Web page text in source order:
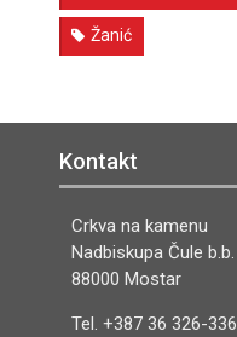
Žanić
Kontakt
Crkva na kamenu
Nadbiskupa Čule b.b.
88000 Mostar
Tel. +387 36 326-336